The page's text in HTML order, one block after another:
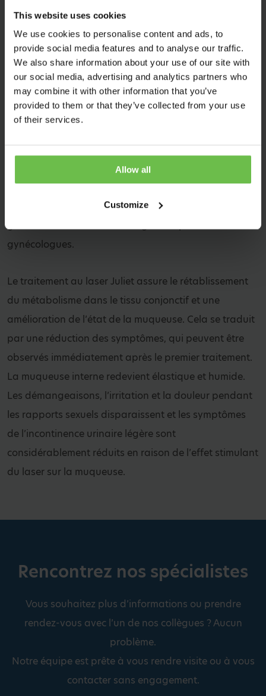
This website uses cookies
We use cookies to personalise content and ads, to
provide social media features and to analyse our traffic.
We also share information about your use of our site with
our social media, advertising and analytics partners who
may combine it with other information that you’ve
provided to them or that they’ve collected from your use
of their services.
Allow all
Customize
Des progrès dès le premier
traitement
L’Asclepion MCL31 Juliet est un laser ER:YAG qui peut
être utilisé à la fois fractionné et focalisé pour de
nombreux traitements, tels que l’incontinence de
folliculite au niveau de la vulve, les cicatrices
hypertrophiques, le milia. Le CO² peut également être
sélectionné à l’aide du laser Lumenis AcuPulse CO²
avec la pièce à main FemTouch. Découvrez ici notre
gamme de solutions haut de gamme pour
gynécologues.
Le traitement au laser Juliet assure le rétablissement
du métabolisme dans le tissu conjonctif et une
amélioration de l’état de la muqueuse. Cela se traduit
par une réduction des symptômes, qui peuvent être
observés immédiatement après le premier traitement.
La muqueuse interne redevient élastique et humide.
Les démangeaisons, l’irritation et la douleur pendant
les rapports sexuels disparaissent et les symptômes
de l’incontinence urinaire légère sont
considérablement réduits en raison de l’effet stimulant
du laser sur la muqueuse.
Rencontrez nos spécialistes
Vous souhaitez plus d’informations ou prendre
rendez-vous avec l’un de nos collègues ? Aucun
problème.
Notre équipe est prête à vous rendre visite ou à vous
contacter sans engagement.